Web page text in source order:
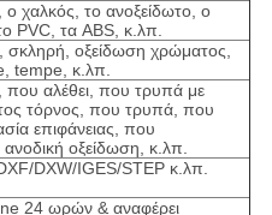
χαλκός, το ανοξείδωτο, ο
PVC, τα ABS, κ.λπ.
σκληρή, οξείδωση χρώματος,
tempe, κ.λπ.
που αλέθει, που τρυπά με
τόρνος, που τρυπά, που
επιφάνειας, που
οξείδωση, κ.λπ.
DXW/IGES/STEP κ.λπ.
24 ωρών & αναφέρει